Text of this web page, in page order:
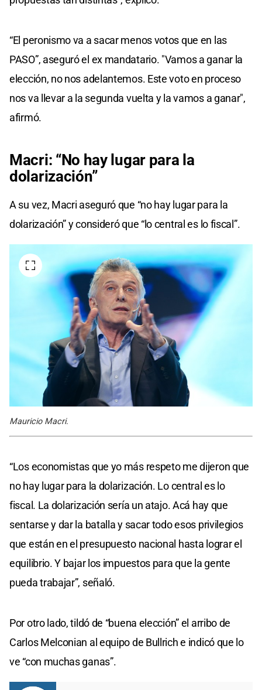
“El peronismo va a sacar menos votos que en las
PASO”, aseguró el ex mandatario. "Vamos a ganar la
elección, no nos adelantemos. Este voto en proceso
nos va llevar a la segunda vuelta y la vamos a ganar",
afirmó.
Macri: “No hay lugar para la
dolarización”
A su vez, Macri aseguró que “no hay lugar para la
dolarización” y consideró que “lo central es lo fiscal”.
Mauricio Macri.
“Los economistas que yo más respeto me dijeron que
no hay lugar para la dolarización. Lo central es lo
fiscal. La dolarización sería un atajo. Acá hay que
sentarse y dar la batalla y sacar todo esos privilegios
que están en el presupuesto nacional hasta lograr el
equilibrio. Y bajar los impuestos para que la gente
pueda trabajar”, señaló.
Por otro lado, tildó de “buena elección” el arribo de
Carlos Melconian al equipo de Bullrich e indicó que lo
ve “con muchas ganas”.